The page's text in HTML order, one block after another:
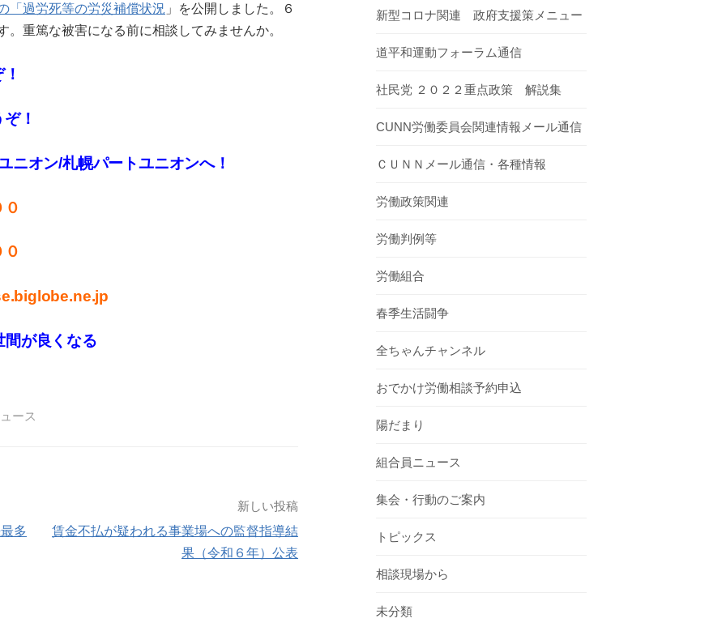
「過労死等の労災補償状況 」を公開しました。６
重篤な被害になる前に相談してみませんか。
！
ニオン/札幌パートユニオンへ！
間が良くなる
ース
多
新しい投稿
賃金不払が疑われる事業場への監督指導結
果（令和６年）公表
新型コロナ関連 政府支援策メニュー
道平和運動フォーラム通信
社民党 ２０２２重点政策 解説集
CUNN労働委員会関連情報メール通信
ＣＵＮＮメール通信・各種情報
労働政策関連
労働判例等
労働組合
春季生活闘争
全ちゃんチャンネル
おでかけ労働相談予約申込
陽だまり
組合員ニュース
集会・行動のご案内
トピックス
相談現場から
未分類